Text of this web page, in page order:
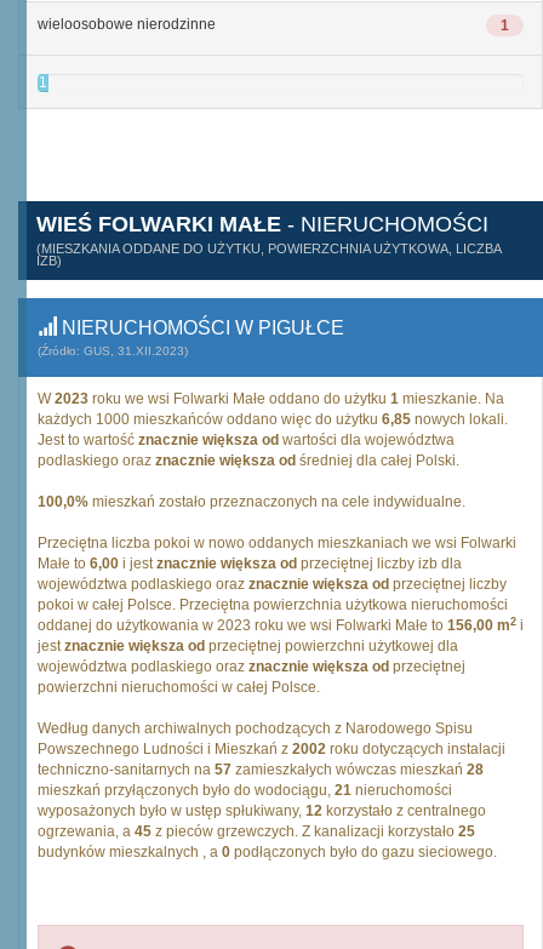
1
wieloosobowe nierodzinne
1
WIEŚ FOLWARKI MAŁE - NIERUCHOMOŚCI
(MIESZKANIA ODDANE DO UŻYTKU, POWIERZCHNIA UŻYTKOWA, LICZBA
IZB)
NIERUCHOMOŚCI W PIGUŁCE
(Źródło: GUS, 31.XII.2023)
W2023 roku we wsi Folwarki Małe oddano do użytku 1 mieszkanie. Na
każdych 1000 mieszkańców oddano więc do użytku 6,85 nowych lokali.
Jest to wartość znacznie większa od wartości dla województwa
podlaskiego oraz znacznie większa od średniej dla całej Polski.
100,0% mieszkań zostało przeznaczonych na cele indywidualne.
Przeciętna liczba pokoi w nowo oddanych mieszkaniach we wsi Folwarki
Małe to 6,00 i jestznacznie większa od przeciętnej liczby izb dla
województwa podlaskiego oraz znacznie większa od przeciętnej liczby
pokoi w całej Polsce. Przeciętna powierzchnia użytkowa nieruchomości
oddanej do użytkowania w 2023 roku we wsi Folwarki Małe to 156,00 m2 i
jestznacznie większa od przeciętnej powierzchni użytkowej dla
województwa podlaskiego oraz znacznie większa od przeciętnej
powierzchni nieruchomości w całej Polsce.
Według danych archiwalnych pochodzących z Narodowego Spisu
Powszechnego Ludności i Mieszkań z 2002 roku dotyczących instalacji
techniczno-sanitarnych na 57 zamieszkałych wówczas mieszkań 28
mieszkań przyłączonych było do wodociągu, 21 nieruchomości
wyposażonych było w ustęp spłukiwany, 12 korzystało z centralnego
ogrzewania, a 45 z pieców grzewczych. Z kanalizacji korzystało 25
budynków mieszkalnych , a 0 podłączonych było do gazu sieciowego.